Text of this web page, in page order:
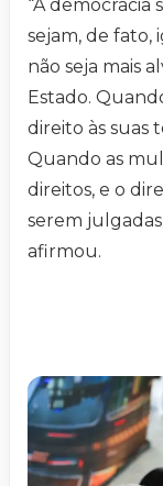
“A
sejam, de fato,
não seja mais
Estado.
direito às suas
Quando as
direitos, e o
serem
afirmou.